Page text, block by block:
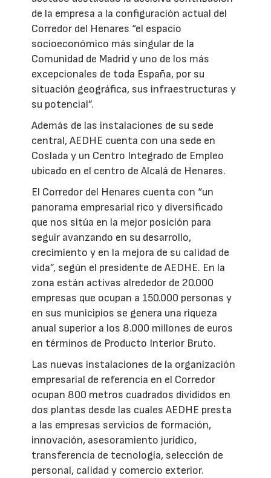
de la empresa a la configuración actual del
Corredor del Henares “el espacio
socioeconómico más singular de la
Comunidad de Madrid y uno de los más
excepcionales de toda España, por su
situación geográfica, sus infraestructuras y
su potencial”.
Además de las instalaciones de su sede
central, AEDHE cuenta con una sede en
Coslada y un Centro Integrado de Empleo
ubicado en el centro de Alcalá de Henares.
El Corredor del Henares cuenta con “un
panorama empresarial rico y diversificado
que nos sitúa en la mejor posición para
seguir avanzando en su desarrollo,
crecimiento y en la mejora de su calidad de
vida”, según el presidente de AEDHE. En la
zona están activas alrededor de 20.000
empresas que ocupan a 150.000 personas y
en sus municipios se genera una riqueza
anual superior a los 8.000 millones de euros
en términos de Producto Interior Bruto.
Las nuevas instalaciones de la organización
empresarial de referencia en el Corredor
ocupan 800 metros cuadrados divididos en
dos plantas desde las cuales AEDHE presta
a las empresas servicios de formación,
innovación, asesoramiento jurídico,
transferencia de tecnología, selección de
personal, calidad y comercio exterior.